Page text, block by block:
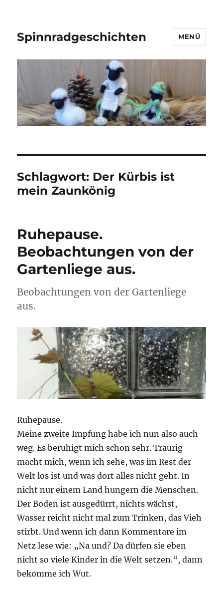
Spinnradgeschichten MENÜ
Schlagwort: Der Kürbis ist
mein Zaunkönig
Ruhepause.
Beobachtungen von der
Gartenliege aus.
Beobachtungen von der Gartenliege
aus.
Ruhepause.
Meine zweite Impfung habe ich nun also auch
weg. Es beruhigt mich schon sehr. Traurig
macht mich, wenn ich sehe, was im Rest der
Welt los ist und was dort alles nicht geht. In
nicht nur einem Land hungern die Menschen.
Der Boden ist ausgedürrt, nichts wächst,
Wasser reicht nicht mal zum Trinken, das Vieh
stirbt. Und wenn ich dann Kommentare im
Netz lese wie: „Na und? Da dürfen sie eben
nicht so viele Kinder in die Welt setzen.“, dann
bekomme ich Wut.